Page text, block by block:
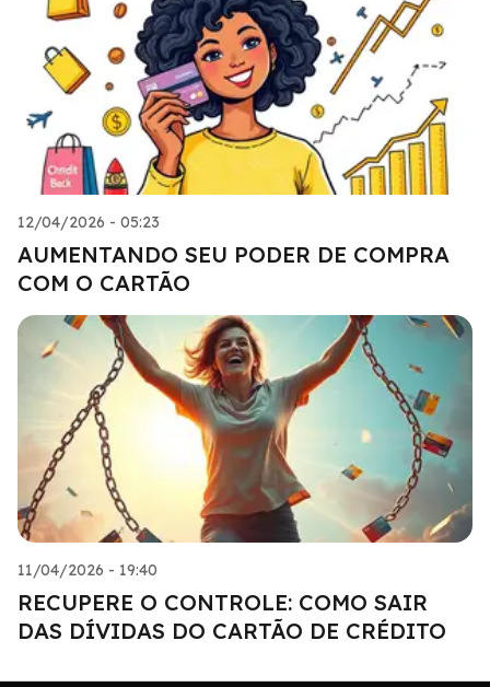
12/04/2026 - 05:23
AUMENTANDO SEU PODER DE COMPRA
COM O CARTÃO
11/04/2026 - 19:40
RECUPERE O CONTROLE: COMO SAIR
DAS DÍVIDAS DO CARTÃO DE CRÉDITO